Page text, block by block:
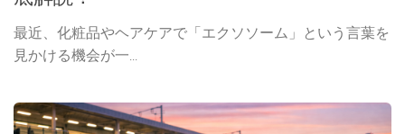
最近、化粧品やヘアケアで「エクソソーム」という言葉を
見かける機会が一...